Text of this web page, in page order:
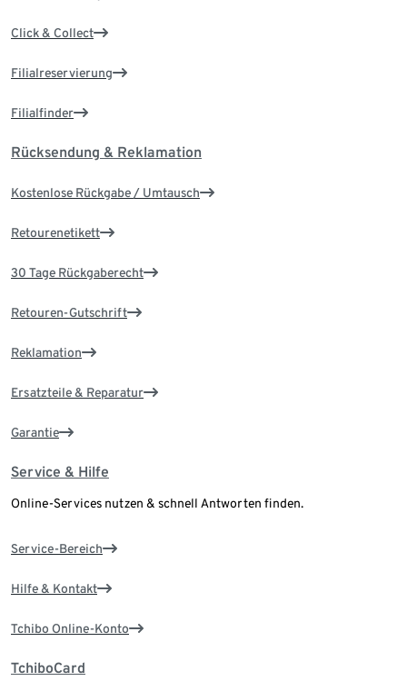
Click & Collect
Filialreservierung
Filialfinder
Rücksendung & Reklamation
Kostenlose Rückgabe / Umtausch
Retourenetikett
30 Tage Rückgaberecht
Retouren-Gutschrift
Reklamation
Ersatzteile & Reparatur
Garantie
Service & Hilfe
Online-Services nutzen & schnell Antworten finden.
Service-Bereich
Hilfe & Kontakt
Tchibo Online-Konto
TchiboCard